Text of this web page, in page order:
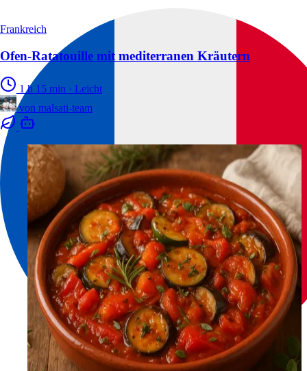
Frankreich
Ofen-Ratatouille mit mediterranen Kräutern
1 h 15 min · Leicht
von malsati-team